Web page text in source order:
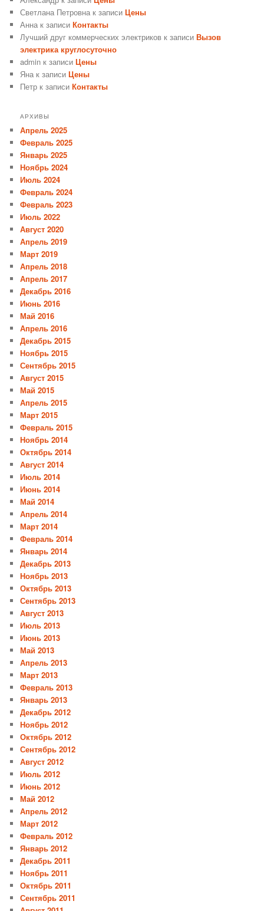
Светлана Петровна к записиЦены
Анна к записиКонтакты
Лучший друг коммерческих электриков к записиВызов
электрика круглосуточно
admin к записиЦены
Яна к записиЦены
Петр к записиКонтакты
АРХИВЫ
Апрель 2025
Февраль 2025
Январь 2025
Ноябрь 2024
Июль 2024
Февраль 2024
Февраль 2023
Июль 2022
Август 2020
Апрель 2019
Март 2019
Апрель 2018
Апрель 2017
Декабрь 2016
Июнь 2016
Май 2016
Апрель 2016
Декабрь 2015
Ноябрь 2015
Сентябрь 2015
Август 2015
Май 2015
Апрель 2015
Март 2015
Февраль 2015
Ноябрь 2014
Октябрь 2014
Август 2014
Июль 2014
Июнь 2014
Май 2014
Апрель 2014
Март 2014
Февраль 2014
Январь 2014
Декабрь 2013
Ноябрь 2013
Октябрь 2013
Сентябрь 2013
Август 2013
Июль 2013
Июнь 2013
Май 2013
Апрель 2013
Март 2013
Февраль 2013
Январь 2013
Декабрь 2012
Ноябрь 2012
Октябрь 2012
Сентябрь 2012
Август 2012
Июль 2012
Июнь 2012
Май 2012
Апрель 2012
Март 2012
Февраль 2012
Январь 2012
Декабрь 2011
Ноябрь 2011
Октябрь 2011
Сентябрь 2011